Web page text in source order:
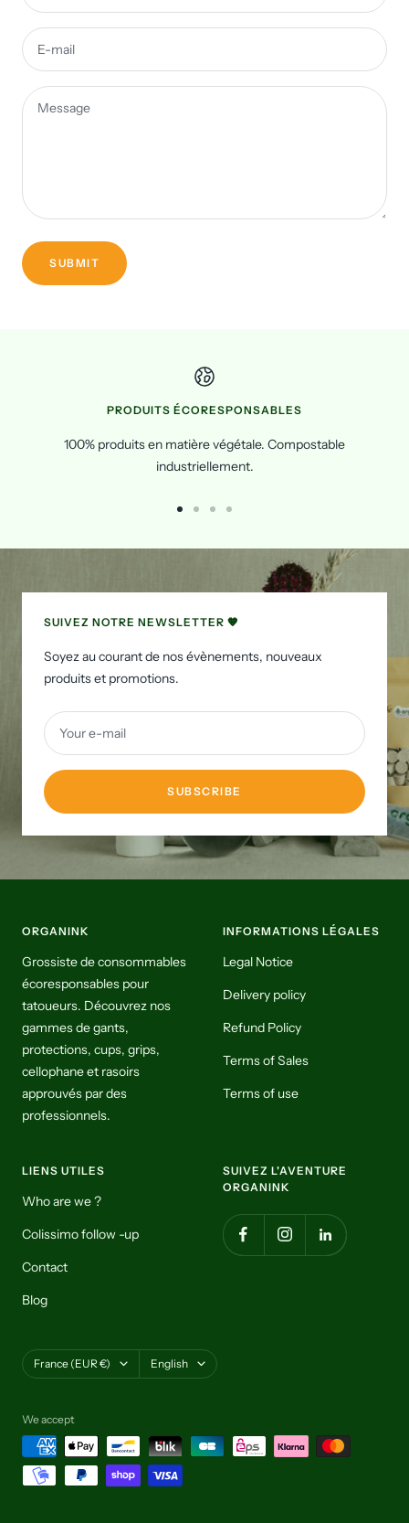
E-mail
Message
SUBMIT
PRODUITS ÉCORESPONSABLES
100% produits en matière végétale. Compostable
industriellement.
SUIVEZ NOTRE NEWSLETTER 🧡
Soyez au courant de nos évènements, nouveaux
produits et promotions.
Your e-mail
SUBSCRIBE
ORGANINK
Grossiste de consommables
écoresponsables pour
tatoueurs. Découvrez nos
gammes de gants,
protections, cups, grips,
cellophane et rasoirs
approuvés par des
professionnels.
INFORMATIONS LÉGALES
Legal Notice
Delivery policy
Refund Policy
Terms of Sales
Terms of use
LIENS UTILES
Who are we ?
Colissimo follow -up
Contact
Blog
SUIVEZ L'AVENTURE
ORGANINK
Country/region
France (EUR €) Language
English
We accept